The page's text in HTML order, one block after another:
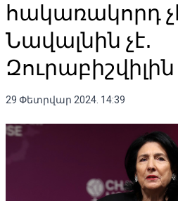
հակառակորդ
Նավալնին չէ․
Զուրաբիշվիլին
29 Փետրվար 2024. 14:39